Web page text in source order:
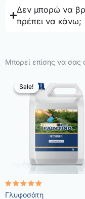
Δεν μπορώ να
πρέπει να κάνω;
Μπορεί επίσης να σας
Sale!
Sale!
Rated
Γλυφοσάτη